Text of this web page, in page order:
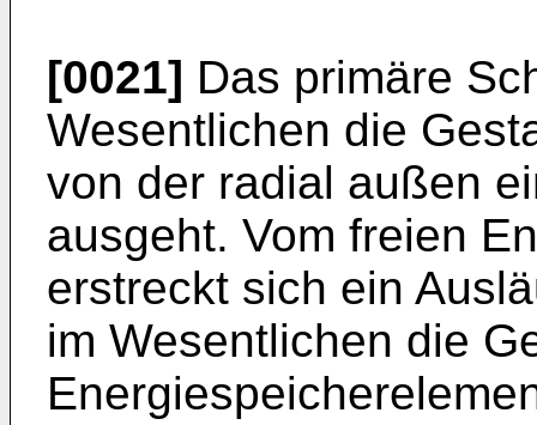
[0021] Das primäre
Wesentlichen die
von der radial außen
ausgeht. Vom freien
erstreckt sich ein
im Wesentlichen die